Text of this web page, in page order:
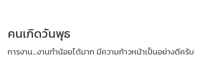
คนเกิดวันพุธ
การงาน...งานทำน้อยได้มาก มีความก้าวหน้าเป็นอย่างดีครับ